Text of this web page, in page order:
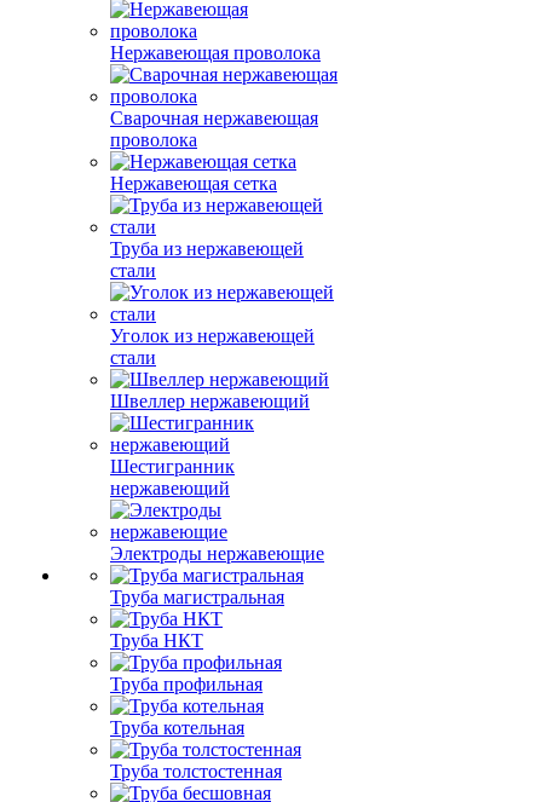
Нержавеющая проволока
Сварочная нержавеющая
проволока
Нержавеющая сетка
Труба из нержавеющей
стали
Уголок из нержавеющей
стали
Швеллер нержавеющий
Шестигранник
нержавеющий
Электроды нержавеющие
Труба магистральная
Труба НКТ
Труба профильная
Труба котельная
Труба толстостенная